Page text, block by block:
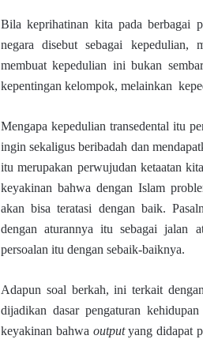
Bila keprihatinan kita pada berbagai
negara disebut sebagai kepedulian,
membuat kepedulian ini bukan
kepentingan kelompok, melainkan
Mengapa kepedulian transedental itu
ingin sekaligus beribadah dan
itu merupakan perwujudan ketaatan
keyakinan bahwa dengan Islam
akan bisa teratasi dengan baik.
dengan aturannya itu sebagai jalan
persoalan itu dengan sebaik-baiknya.
Adapun soal berkah, ini terkait dengan
dijadikan dasar pengaturan
keyakinan bahwa outputyang didapat